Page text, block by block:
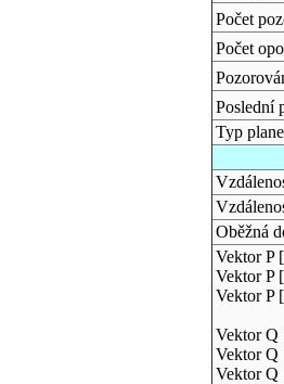
Počet
Počet
Poslední
Typ
Oběžná
Vektor P
Vektor P
Vektor P
Vektor Q
Vektor Q
Vektor Q